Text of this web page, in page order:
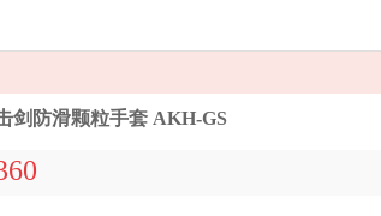
剑防滑颗粒手套 AKH-GS